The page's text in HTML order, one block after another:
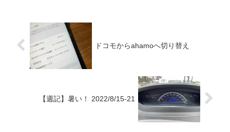
ドコモからahamoへ切り替え
【週記】暑い！ 2022/8/15-21